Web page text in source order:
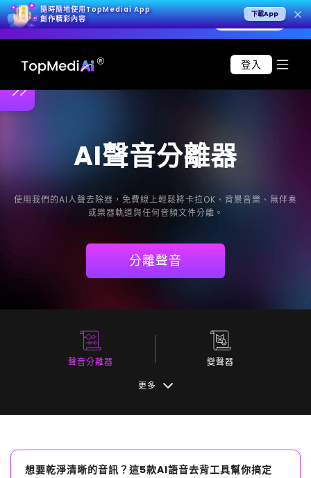
原生 4K 影片，呈現極致寫實效果。 立即試用 >
隨時隨地使用TopMediai App
創作精彩內容
下載App
登入
AI聲音分離器
使用我們的AI人聲去除器，免費線上輕鬆將卡拉OK、背景音樂、無伴奏
或樂器軌道與任何音頻文件分離。
分離聲音
聲音分離器
變聲器
更多
想要乾淨清晰的音訊？這5款AI語音去背工具幫你搞定